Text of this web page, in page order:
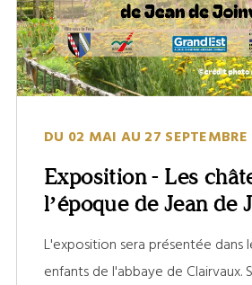
DU 02 MAI AU 27
Exposition - Les
l’époque de Jean de
L'exposition sera présentée dans
enfants de l'abbaye de Clairvaux.